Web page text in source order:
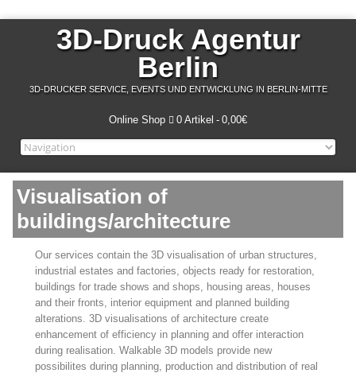
3D-Druck Agentur
Berlin
3D-DRUCKER SERVICE, EVENTS UND ENTWICKLUNG IN BERLIN-MITTE
Online Shop 0 Artikel 0,00€
Visualisation of
buildings/architecture
Our services contain the 3D visualisation of urban structures,
industrial estates and factories, objects ready for restoration,
buildings for trade shows and shops, housing areas, houses
and their fronts, interior equipment and planned building
alterations. 3D visualisations of architecture create
enhancement of efficiency in planning and offer interaction
during realisation. Walkable 3D models provide new
possibilites during planning, production and distribution of real